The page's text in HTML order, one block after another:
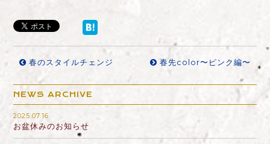
春のスタイルチェンジ 春先color〜ピンク編〜
NEWS ARCHIVE
2025.07.16
お盆休みのお知らせ